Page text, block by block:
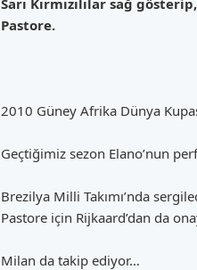
Pastore.
2010 Güney Afrika Dünya
Geçtiğimiz sezon Elano’nun
Brezilya Milli Takımı’nda
Pastore için Rijkaard’dan da
Milan da takip ediyor…